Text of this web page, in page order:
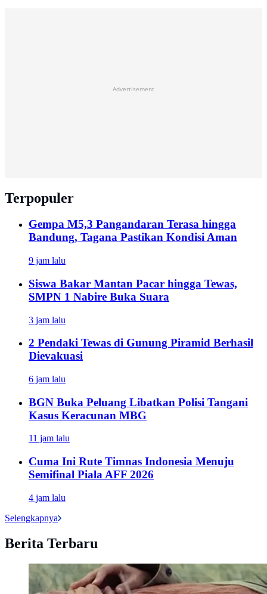
Advertisement
Terpopuler
Gempa M5,3 Pangandaran Terasa hingga
Bandung, Tagana Pastikan Kondisi Aman
9 jam lalu
Siswa Bakar Mantan Pacar hingga Tewas,
SMPN 1 Nabire Buka Suara
3 jam lalu
2 Pendaki Tewas di Gunung Piramid Berhasil
Dievakuasi
6 jam lalu
BGN Buka Peluang Libatkan Polisi Tangani
Kasus Keracunan MBG
11 jam lalu
Cuma Ini Rute Timnas Indonesia Menuju
Semifinal Piala AFF 2026
4 jam lalu
Selengkapnya
Berita Terbaru